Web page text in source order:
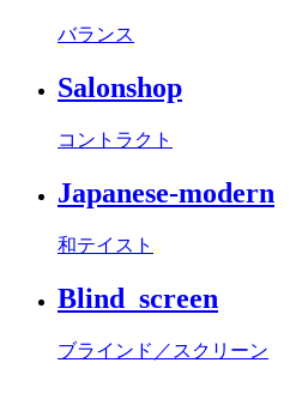
バランス
Salonshop
コントラクト
Japanese-modern
和テイスト
Blind_screen
ブラインド／スクリーン